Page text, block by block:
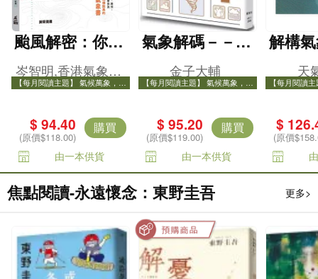
颱風解密：你也
可以做天氣達
人！
岑智明,香港氣象學
會
【每月閱讀主題】 氣候萬象，打
$ 94.40
(原價$118.00)
購買
由一本供貨
氣象解碼－－以
日常天氣變化揭
開大自然奧祕
金子大輔
【每月閱讀主題】 氣候萬象，打
$ 95.20
(原價$119.00)
購買
由一本供貨
解構
天
【每月閱讀
$
(原價
焦點閱讀-永遠懷念：東野圭吾 更多>